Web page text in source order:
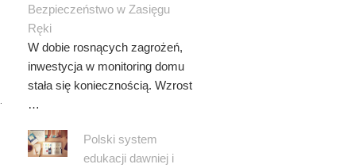
Bezpieczeństwo w Zasięgu
Ręki
W dobie rosnących zagrożeń,
inwestycja w monitoring domu
stała się koniecznością. Wzrost
…
Polski system
edukacji dawniej i